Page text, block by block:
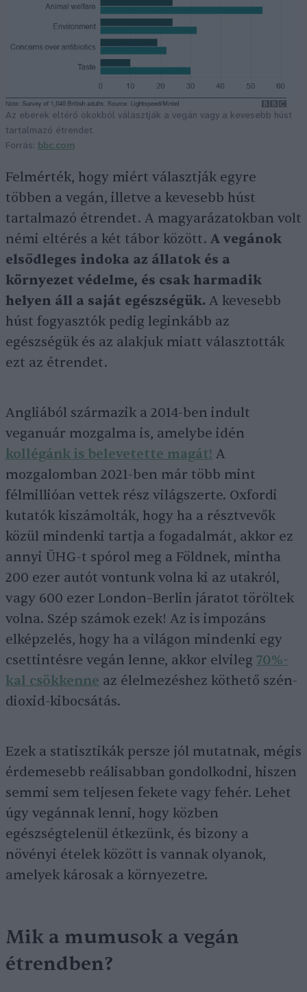
Az eberek eltérő okokból választják a vegán vagy a kevesebb húst
tartalmazó étrendet.
Forrás: bbc.com
Felmérték, hogy miért választják egyre
többen a vegán, illetve a kevesebb húst
tartalmazó étrendet. A magyarázatokban volt
némi eltérés a két tábor között. A vegánok
elsődleges indoka az állatok és a
környezet védelme, és csak harmadik
helyen áll a saját egészségük. A kevesebb
húst fogyasztók pedig leginkább az
egészségük és az alakjuk miatt választották
ezt az étrendet.
Angliából származik a 2014-ben indult
veganuár mozgalma is, amelybe idén
kollégánk is belevetette magát! A
mozgalomban 2021-ben már több mint
félmillióan vettek rész világszerte. Oxfordi
kutatók kiszámolták, hogy ha a résztvevők
közül mindenki tartja a fogadalmát, akkor ez
annyi ÜHG-t spórol meg a Földnek, mintha
200 ezer autót vontunk volna ki az utakról,
vagy 600 ezer London–Berlin járatot töröltek
volna. Szép számok ezek! Az is impozáns
elképzelés, hogy ha a világon mindenki egy
csettintésre vegán lenne, akkor elvileg 70%-
kal csökkenne az élelmezéshez köthető szén-
dioxid-kibocsátás.
Ezek a statisztikák persze jól mutatnak, mégis
érdemesebb reálisabban gondolkodni, hiszen
semmi sem teljesen fekete vagy fehér. Lehet
úgy vegánnak lenni, hogy közben
egészségtelenül étkezünk, és bizony a
növényi ételek között is vannak olyanok,
amelyek károsak a környezetre.
Mik a mumusok a vegán
étrendben?